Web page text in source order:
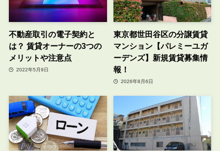
不動産取引の電子契約と
は？ 賃貸オーナーの3つの
メリットや注意点
2022年5月9日
東京都世田谷区の分譲賃貸
マンション【パレミーユガ
ーデンズ】新規賃貸募集情
報！
2026年8月6日